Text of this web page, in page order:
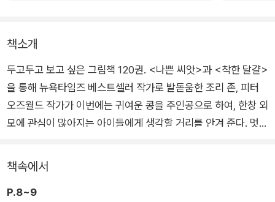
책소개
두고두고 보고 싶은 그림책 120권. <나쁜 씨앗>과 <착한 달걀>
을 통해 뉴욕타임즈 베스트셀러 작가로 발돋움한 조리 존, 피터
오즈월드 작가가 이번에는 귀여운 콩을 주인공으로 하여, 한창 외
모에 관심이 많아지는 아이들에게 생각할 거리를 안겨 준다. 멋진
각하고 배려하는 마음, 친절한 미소가 만들어 준다는 것을 말이
다. 책을 읽으며 자신만의 아름다움을 발견해 보고 친구들과 이야
기를 나눠 보자.
책속에서
P.8~9